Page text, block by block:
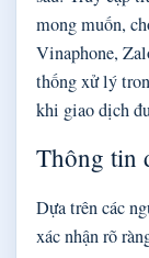
mong muốn,
Vinaphone,
thống xử lý
khi giao dịch
Thông tin
Dựa trên các
xác nhận rõ